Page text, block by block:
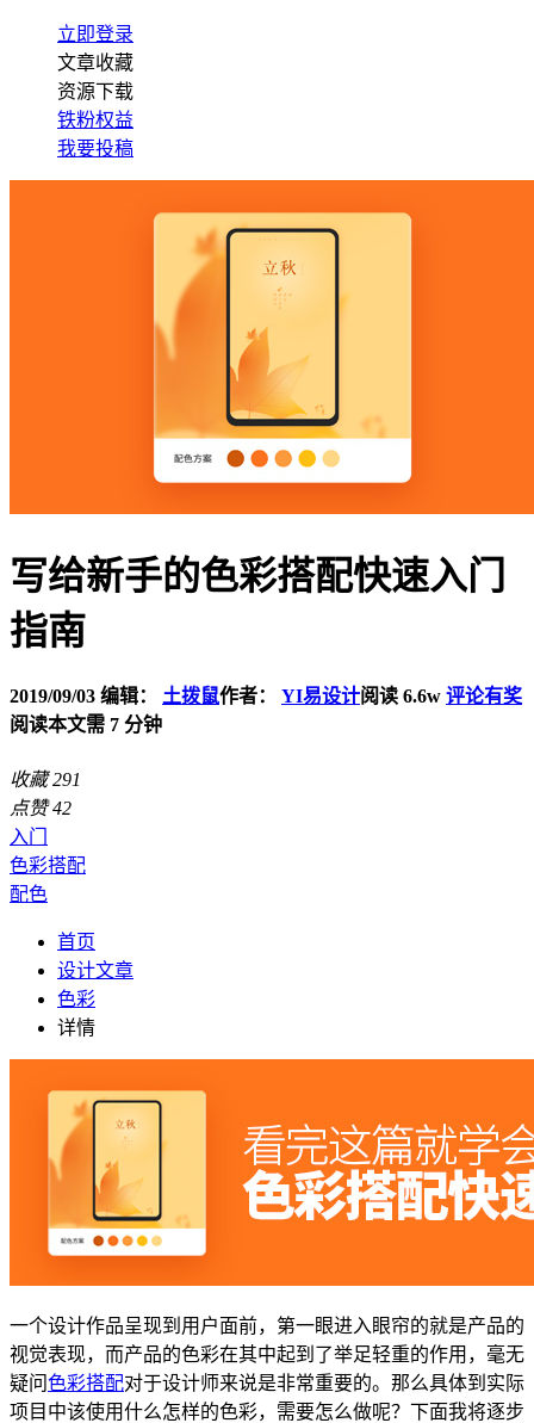
立即登录
文章收藏
资源下载
铁粉权益
我要投稿
写给新手的色彩搭配快速入门
指南
2019/09/03 编辑： 土拨鼠作者： YI易设计阅读 6.6w 评论有奖
阅读本文需 7 分钟
收藏 291
点赞 42
入门
色彩搭配
配色
首页
设计文章
色彩
详情
一个设计作品呈现到用户面前，第一眼进入眼帘的就是产品的
视觉表现，而产品的色彩在其中起到了举足轻重的作用，毫无
疑问色彩搭配对于设计师来说是非常重要的。那么具体到实际
项目中该使用什么怎样的色彩，需要怎么做呢？下面我将逐步